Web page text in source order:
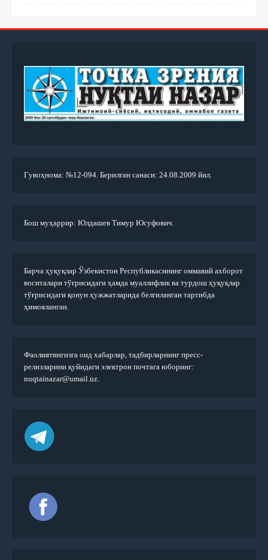
Гувоҳнома: №12-094. Берилган санаси: 24.08.2009 йил.
Бош муҳаррир: Юлдашев Тимур Юсуфович.
Барча ҳуқуқлар Ўзбекистон Республикасининг оммавий ахборот
воситалари тўғрисидаги ҳамда муаллифлик ва турдош ҳуқуқлар
тўғрисидаги қонун ҳужжатларида белгиланган тартибда
ҳимояланган.
Фаолиятингизга оид хабарлар, тадбирларнинг пресс-
релизларини қуйидаги электрон почтага юборинг:
nuqtainazar@umail.uz.